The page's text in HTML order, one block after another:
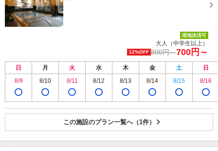
現地決済可
大人（中学生以上）
12%OFF 800円～700円～
日 月 火 水 木 金 土
日
8/9
8/10 8/11 8/12 8/13 8/14 8/15 8/16
この施設のプラン一覧へ（1件）